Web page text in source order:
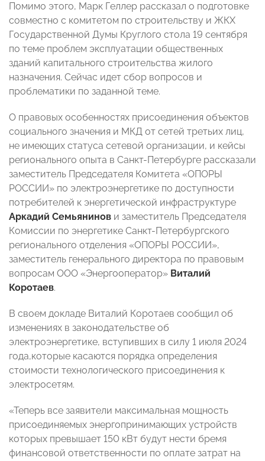
Помимо этого, Марк Геллер рассказал о подготовке
совместно с комитетом по строительству и ЖКХ
Государственной Думы Круглого стола 19 сентября
по теме проблем эксплуатации общественных
зданий капитального строительства жилого
назначения. Сейчас идет сбор вопросов и
проблематики по заданной теме.
О правовых особенностях присоединения объектов
социального значения и МКД от сетей третьих лиц,
не имеющих статуса сетевой организации, и кейсы
регионального опыта в Санкт-Петербурге рассказали
заместитель Председателя Комитета «ОПОРЫ
РОССИИ» по электроэнергетике по доступности
потребителей к энергетической инфраструктуре
Аркадий Семьянинов и заместитель Председателя
Комиссии по энергетике Санкт-Петербургского
регионального отделения «ОПОРЫ РОССИИ»,
заместитель генерального директора по правовым
вопросам ООО «Энергооператор» Виталий
Коротаев.
В своем докладе Виталий Коротаев сообщил об
изменениях в законодательстве об
электроэнергетике, вступивших в силу 1 июля 2024
года,которые касаются порядка определения
стоимости технологического присоединения к
электросетям.
«Теперь все заявители максимальная мощность
присоединяемых энергопринимающих устройств
которых превышает 150 кВт будут нести бремя
финансовой ответственности по оплате затрат на